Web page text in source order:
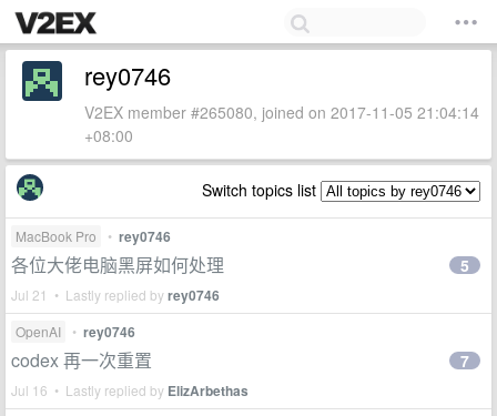
rey0746
V2EX member #265080, joined on 2017-11-05 21:04:14
+08:00
Switch topics list
MacBook Pro • rey0746
各位大佬电脑黑屏如何处理
Jul 21 • Lastly replied byrey0746
5
OpenAI • rey0746
codex 再一次重置
Jul 16 • Lastly replied by ElizArbethas
7